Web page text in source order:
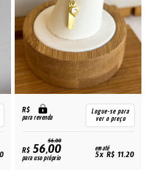
R$
para revenda
Logue-se para
ver o preço
56,00
R$56,00
para uso próprio
em até
5x R$ 11,20